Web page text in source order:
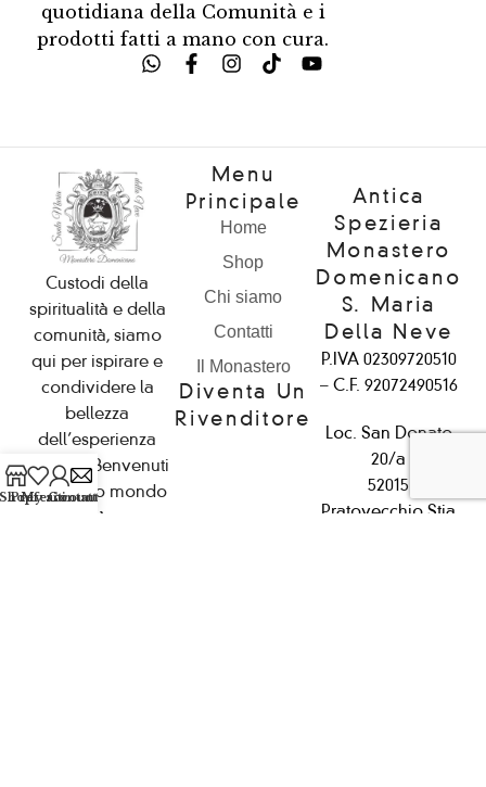
quotidiana della Comunità e i
prodotti fatti a mano con cura.
Custodi della
spiritualità e della
comunità, siamo
qui per ispirare e
condividere la
bellezza
dell’esperienza
con voi. Benvenuti
nel nostro mondo
di serenità e pace.
Menu
Principale
Home
Shop
Chi siamo
Contatti
Il Monastero
Diventa Un
Rivenditore
Antica
Spezieria
Monastero
Domenicano
S. Maria
Della Neve
P.IVA 02309720510
– C.F. 92072490516
Loc. San Donato
20/a
52015
Pratovecchio Stia
Shop
Preferiti
My account
Contattaci